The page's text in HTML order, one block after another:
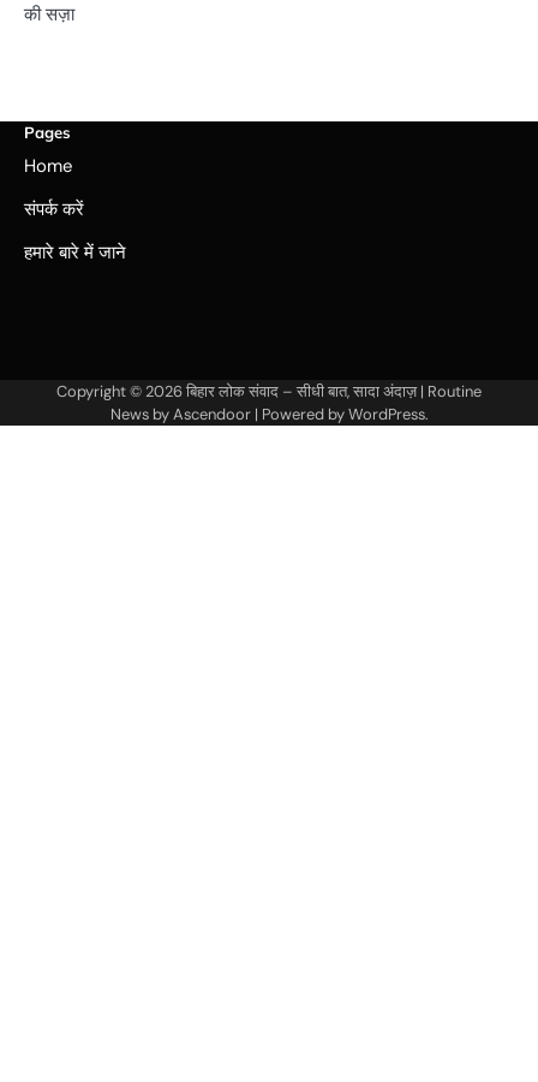
की सज़ा
Pages
Home
संपर्क करें
हमारे बारे में जाने
Copyright © 2026बिहार लोक संवाद – सीधी बात, सादा अंदाज़| Routine
News byAscendoor| Powered byWordPress.